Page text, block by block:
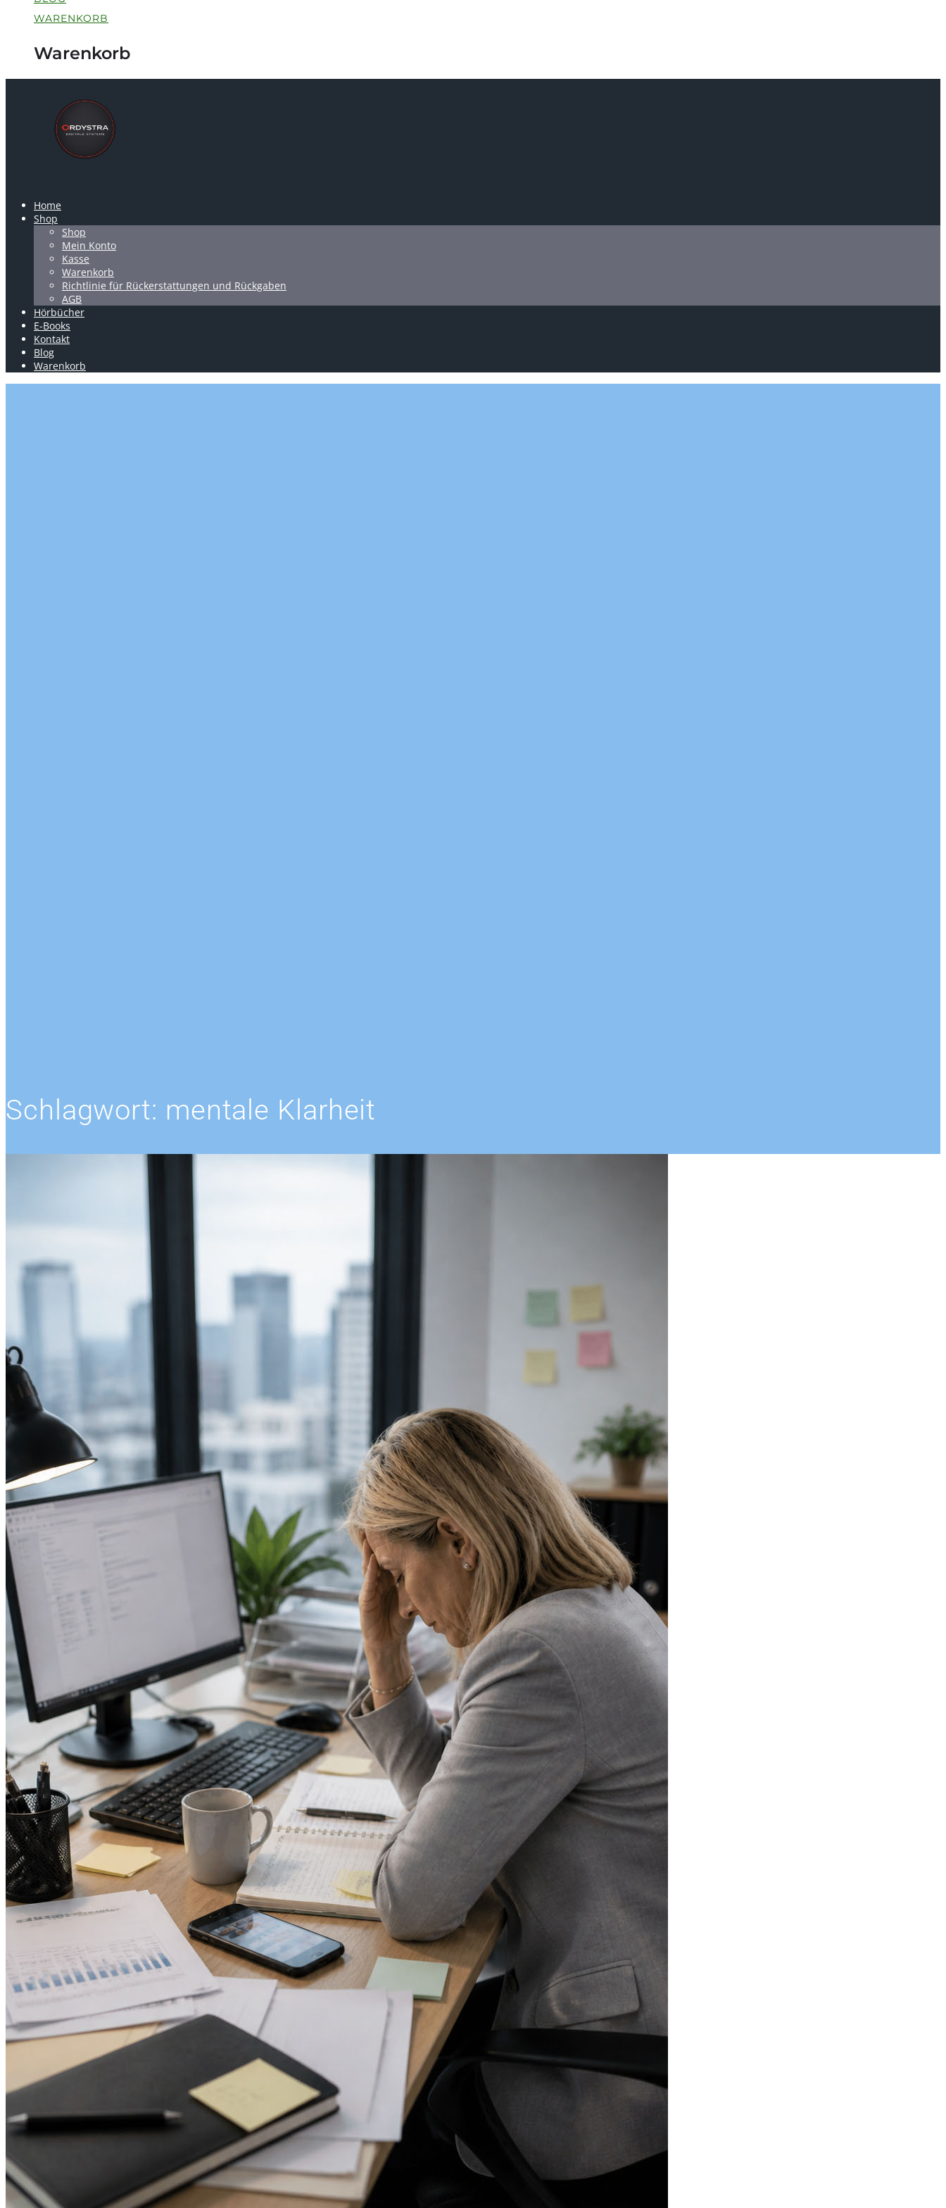
WARENKORB
Warenkorb
Home
Shop
Shop
Mein Konto
Kasse
Warenkorb
Richtlinie für Rückerstattungen und Rückgaben
AGB
Hörbücher
E-Books
Kontakt
Blog
Warenkorb
Schlagwort: mentale Klarheit